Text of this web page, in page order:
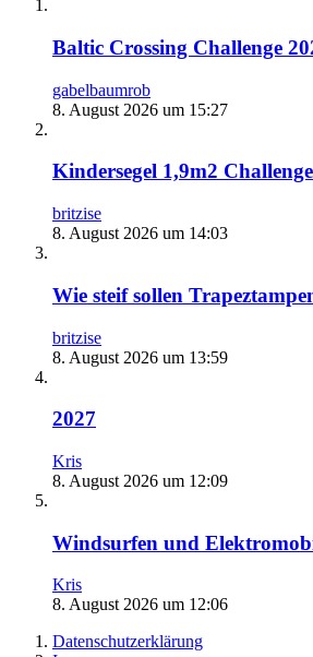
Baltic Crossing Challenge
gabelbaumrob
8. August 2026 um 15:27
Kindersegel 1,9m2
britzise
8. August 2026 um 14:03
Wie steif sollen
britzise
8. August 2026 um 13:59
2027
Kris
8. August 2026 um 12:09
Windsurfen und
Kris
8. August 2026 um 12:06
Datenschutzerklärung